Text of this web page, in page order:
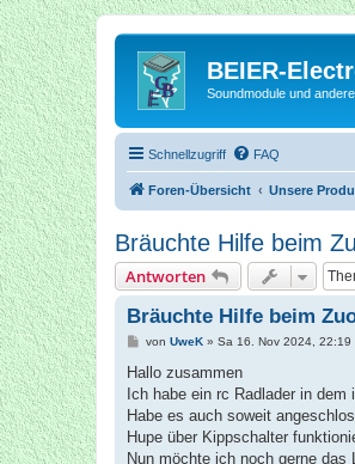
BEIER-
Soundmodule und
Schnellzugriff FAQ
Foren-Übersicht Unsere
Bräuchte Hilfe beim
Antworten
Bräuchte Hilfe beim
B
i
r
a
von UweK» Sa 16. Nov 2024, 22:19
Hallo zusammen
Ich habe ein rc Radlader in dem
Habe es auch soweit
Hupe über Kippschalter
Nun möchte ich noch gerne